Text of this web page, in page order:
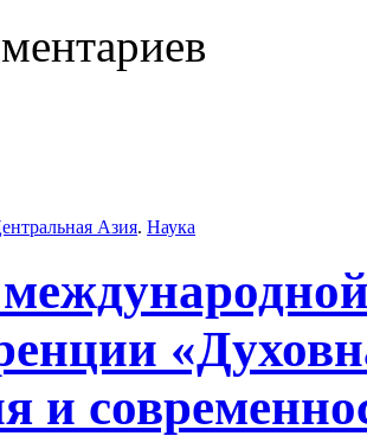
Азия. Наука
и